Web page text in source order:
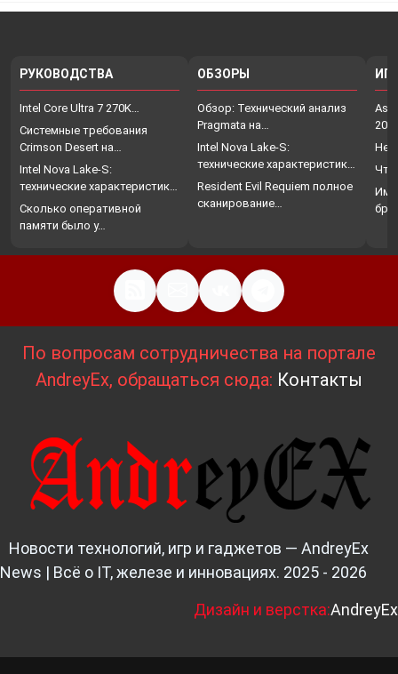
РУКОВОДСТВА
Intel Core Ultra 7 270K…
Системные требования
Crimson Desert на…
Intel Nova Lake-S:
технические характеристики,
…
Сколько оперативной
памяти было у…
ОБЗОРЫ
Обзор: Технический анализ
Pragmata на…
Intel Nova Lake-S:
технические характеристики,
…
Resident Evil Requiem полное
сканирование…
Что
По вопросам сотрудничества на портале
AndreyEx, обращаться сюда: Контакты
Новости технологий, игр и гаджетов — AndreyEx
News | Всё о IT, железе и инновациях. 2025 - 2026
Дизайн и верстка:AndreyEx